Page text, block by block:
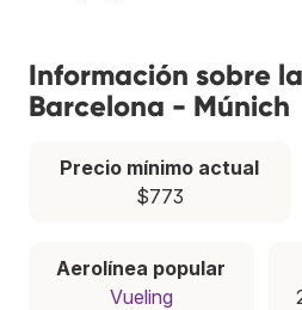
Información sobre
Barcelona - Múnich
Precio mínimo actual
$773
Aerolínea popular
Vueling